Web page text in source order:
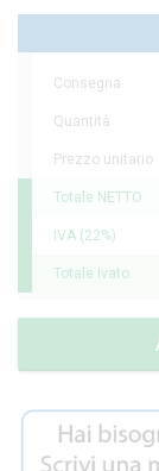
Consegna
Quantità
Prezzo unitario
Totale NETTO
IVA (22%)
Totale Ivato